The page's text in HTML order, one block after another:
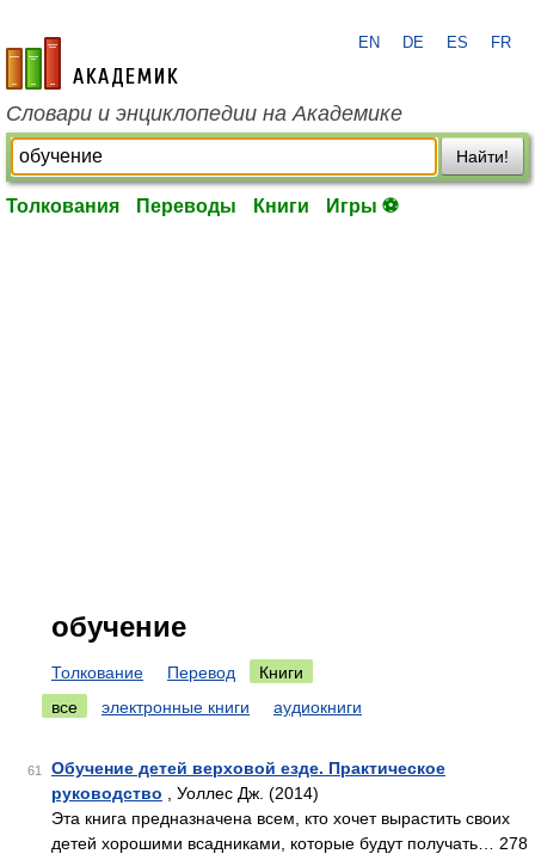
academic.ru
EN DE ES FR
Словари и энциклопедии на Академике
Найти!
Толкования Переводы Книги Игры ⚽
обучение
Толкование Перевод
Книги
все
электронные книги аудиокниги
61
Обучение детей верховой езде. Практическое
руководство , Уоллес Дж. (2014)
Эта книга предназначена всем, кто хочет вырастить своих
детей хорошими всадниками, которые будут получать… 278